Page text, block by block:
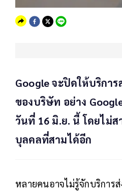
Google จะปิดให้บริกา
ของบริษัท อย่าง
วันที่ 16 มิ.ย. นี้ โดยไม่
บุลคลที่สามได้อีก
หลายคนอาจไม่รู้จักบริการ